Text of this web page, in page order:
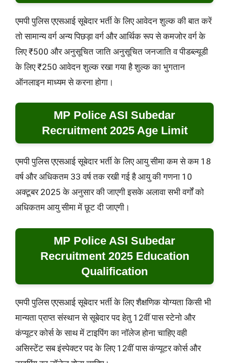
एमपी पुलिस एएसआई सूबेदार भर्ती के लिए आवेदन शुल्क की बात करें
तो सामान्य वर्ग अन्य पिछड़ा वर्ग और आर्थिक रूप से कमजोर वर्ग के
लिए ₹500 और अनुसूचित जाति अनुसूचित जनजाति व पीडब्ल्यूडी
के लिए ₹250 आवेदन शुल्क रखा गया है शुल्क का भुगतान
ऑनलाइन माध्यम से करना होगा।
MP Police ASI Subedar
Recruitment 2025 Age Limit
एमपी पुलिस एएसआई सूबेदार भर्ती के लिए आयु सीमा कम से कम 18
वर्ष और अधिकतम 33 वर्ष तक रखी गई है आयु की गणना 10
अक्टूबर 2025 के अनुसार की जाएगी इसके अलावा सभी वर्गों को
अधिकतम आयु सीमा में छूट दी जाएगी।
MP Police ASI Subedar
Recruitment 2025 Education
Qualification
एमपी पुलिस एएसआई सूबेदार भर्ती के लिए शैक्षणिक योग्यता किसी भी
मान्यता प्राप्त संस्थान से सूबेदार पद हेतु 12वीं पास स्टेनो और
कंप्यूटर कोर्स के साथ में टाइपिंग का नॉलेज होना चाहिए वही
असिस्टेंट सब इंस्पेक्टर पद के लिए 12वीं पास कंप्यूटर कोर्स और